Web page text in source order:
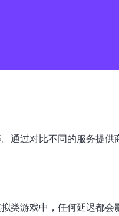
通过对比不同的服务提
类游戏中，任何延迟都会